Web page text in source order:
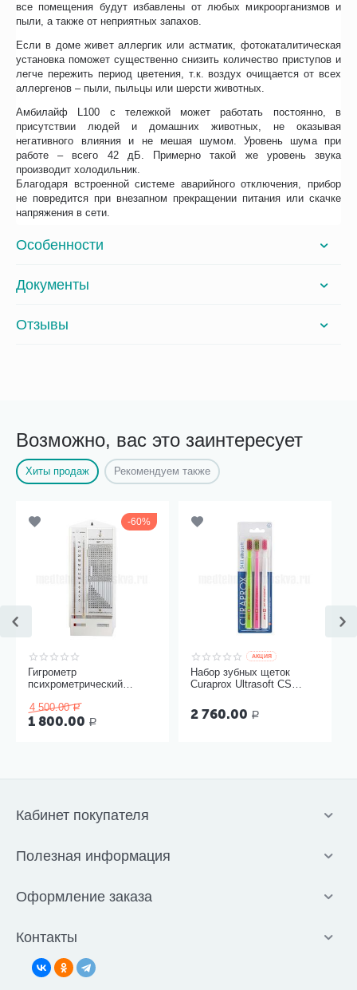
все помещения будут избавлены от любых микроорганизмов и
пыли, а также от неприятных запахов.
Если в доме живет аллергик или астматик, фотокаталитическая
установка поможет существенно снизить количество приступов и
легче пережить период цветения, т.к. воздух очищается от всех
аллергенов – пыли, пыльцы или шерсти животных.
Амбилайф L100 с тележкой может работать постоянно, в
присутствии людей и домашних животных, не оказывая
негативного влияния и не мешая шумом. Уровень шума при
работе – всего 42 дБ. Примерно такой же уровень звука
производит холодильник.
Благодаря встроенной системе аварийного отключения, прибор
не повредится при внезапном прекращении питания или скачке
напряжения в сети.
Особенности
Документы
Отзывы
Возможно, вас это заинтересует
Хиты продаж Рекомендуем также
60%
Гигрометр
психрометрический
4 500.00 Р
1 800.00 Р
AКЦИЯ
Набор зубных щеток
Curaprox Ultrasoft CS
2 760.00 Р
Кабинет покупателя
Полезная информация
Оформление заказа
Контакты